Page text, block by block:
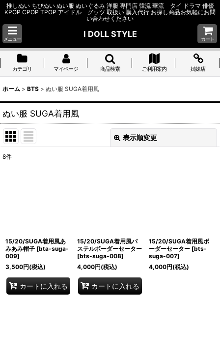
推しぬい ちびぬい ぬい服 ぬいぐるみ 洋服 専門店 韓流 華流 タイ ドラマ 俳優
KPOP CPOP TPOP アイドル グッツ 取扱い 購入代行 お探し商品お気軽にお問
い合わせください
メニュー
I DOLL STYLE
カート
カテゴリ マイページ 商品検索 ご利用案内 姉妹店
ホーム > BTS > ぬい服 SUGA着用風
ぬい服 SUGA着用風
表示順変更
8件
15/20/SUGA着用風あ
みあみ帽子 [bta-suga-
009]
3,500円(税込)
カートに入れる
15/20/SUGA着用風パ
ステルボーダーセーター
[bts-suga-008]
4,000円(税込)
カートに入れる
15/20/SUGA着用風ボ
ーダーセーター [bts-
suga-007]
4,000円(税込)